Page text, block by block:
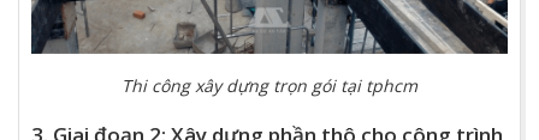
Thi công xây dựng trọn gói tại tphcm